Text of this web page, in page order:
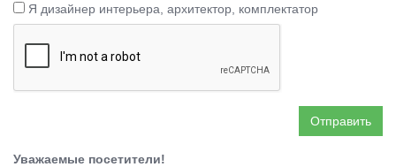
Я дизайнер интерьера, архитектор, комплектатор
Отправить
Уважаемые посетители!